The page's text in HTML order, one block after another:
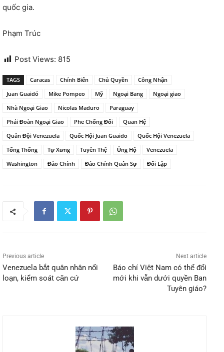
quốc gia.
Phạm Trúc
Post Views: 815
TAGS Caracas Chính Biến Chủ Quyền
Công Nhận
Juan Guaidó
Mike Pompeo Mỹ Ngoại Bang
Ngoại giao
Nhà Ngoại Giao
Nicolas Maduro
Paraguay
Phái Đoàn Ngoại Giao
Phe Chống Đối
Quan Hệ
Quân Đội Venezuela
Quốc Hội Juan Guaido
Quốc Hội Venezuela
Tổng Thống
Tự Xưng Tuyên Thệ Ủng Hộ
Venezuela
Washington
Đảo Chính Đảo Chính Quân Sự Đối Lập
Previous article
Venezuela bắt quân nhân nổi
loạn, kiểm soát căn cứ
Next article
Báo chí Việt Nam có thể đổi
mới khi vẫn dưới quyền Ban
Tuyên giáo?